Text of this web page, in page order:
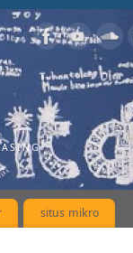
situs mikro